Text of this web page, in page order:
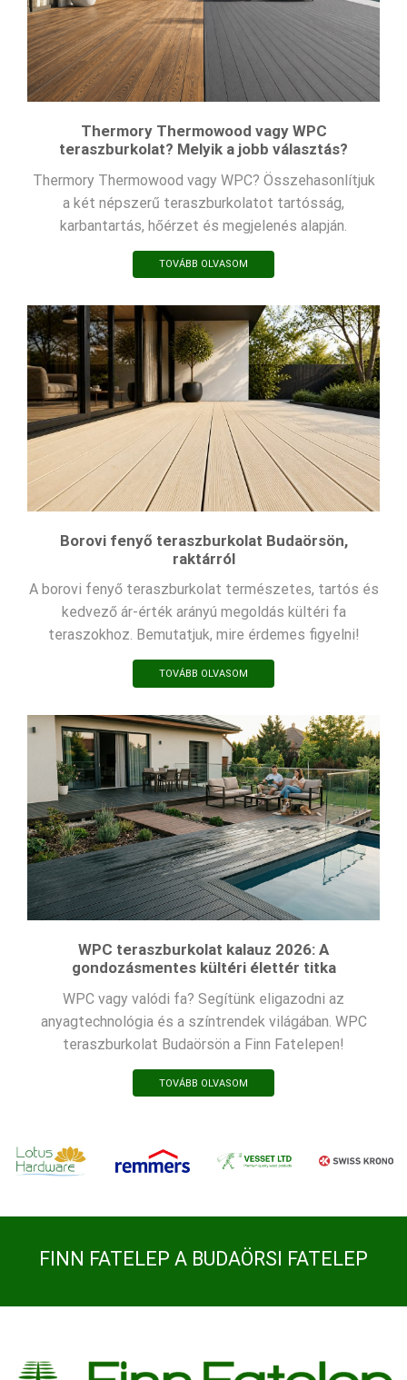
Thermory Thermowood vagy WPC
teraszburkolat? Melyik a jobb választás?
Thermory Thermowood vagy WPC? Összehasonlítjuk
a két népszerű teraszburkolatot tartósság,
karbantartás, hőérzet és megjelenés alapján.
TOVÁBB OLVASOM
Borovi fenyő teraszburkolat Budaörsön,
raktárról
A borovi fenyő teraszburkolat természetes, tartós és
kedvező ár-érték arányú megoldás kültéri fa
teraszokhoz. Bemutatjuk, mire érdemes figyelni!
TOVÁBB OLVASOM
WPC teraszburkolat kalauz 2026: A
gondozásmentes kültéri élettér titka
WPC vagy valódi fa? Segítünk eligazodni az
anyagtechnológia és a színtrendek világában. WPC
teraszburkolat Budaörsön a Finn Fatelepen!
TOVÁBB OLVASOM
FINN FATELEP A BUDAÖRSI FATELEP